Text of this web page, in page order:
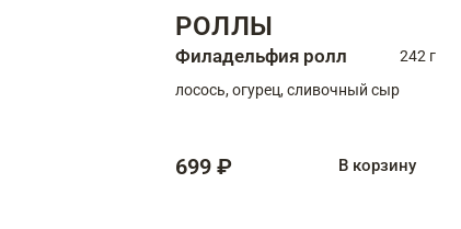
РОЛЛЫ
Филадельфия ролл
242 г
лосось, огурец, сливочный сыр
699 ₽ В корзину